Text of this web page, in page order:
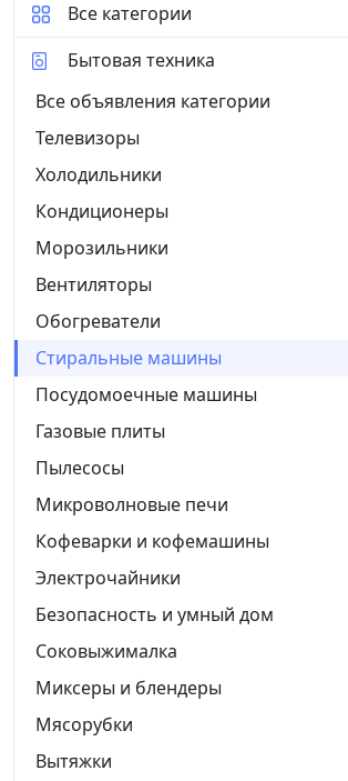
Все категории
Бытовая техника
Все объявления категории
Телевизоры
Холодильники
Кондиционеры
Морозильники
Вентиляторы
Обогреватели
Стиральные машины
Посудомоечные машины
Газовые плиты
Пылесосы
Микроволновые печи
Кофеварки и кофемашины
Электрочайники
Безопасность и умный дом
Соковыжималка
Миксеры и блендеры
Мясорубки
Вытяжки